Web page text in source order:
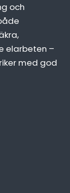
och
elarbeten –
med god